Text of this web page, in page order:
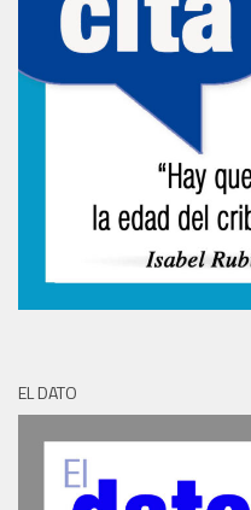
EL DATO